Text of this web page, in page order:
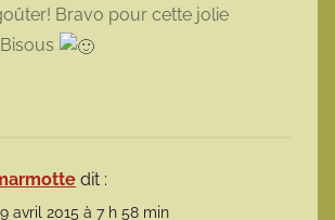
Bravo pour cette jolie
dit :
avril 2015 à 7 h 58 min